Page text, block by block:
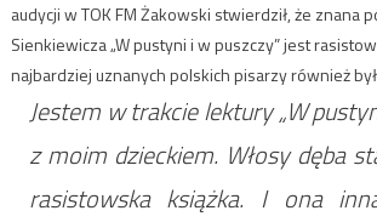
audycji w TOK FM Żakowski stwierdził, że znana
Sienkiewicza „W pustyni i w puszczy” jest
najbardziej uznanych polskich pisarzy również
Jestem w trakcie lektury „W
z moim dzieckiem. Włosy dęba
rasistowska książka. I ona